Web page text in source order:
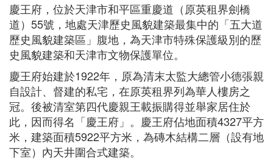
慶王府，位於天津市和平區重慶道（原英租界劍橋
道）55號，地處天津歷史風貌建築最集中的「五大道
歷史風貌建築區」腹地，為天津市特殊保護級別的歷
史風貌建築和天津市文物保護單位。
慶王府始建於1922年，原為清末太監大總管小德張親
自設計、督建的私宅，在原英租界列為華人樓房之
冠。後被清室第四代慶親王載振購得並舉家居住於
此，因而得名「慶王府」。慶王府佔地面積4327平方
米，建築面積5922平方米，為磚木結構二層（設有地
下室）內天井圍合式建築。